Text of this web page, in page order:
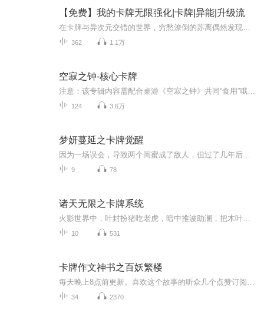
【免费】我的卡牌无限强化|卡牌|异能|升级流
362 1.1万
空寂之钟-核心卡牌
124 3.6万
梦妍蔓延之卡牌觉醒
9 78
诸天无限之卡牌系统
10 531
卡牌作文神书之百妖繁楼
34 2370